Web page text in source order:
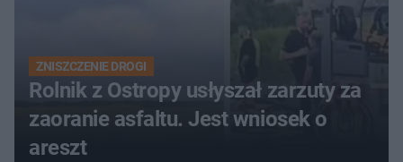
ZNISZCZENIE DROGI
Rolnik z Ostropy usłyszał zarzuty za
zaoranie asfaltu. Jest wniosek o
areszt